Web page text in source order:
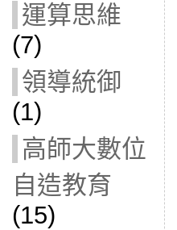
運算思維
(7)
領導統御
(1)
高師大數位
自造教育
(15)